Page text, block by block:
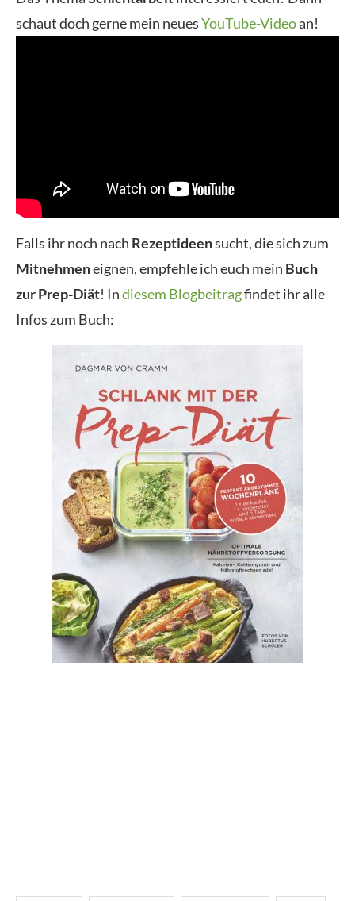
schaut doch gerne mein neuesYouTube-Videoan!
Falls ihr noch nach Rezeptideensucht, die sich zum
Mitnehmeneignen, empfehle ich euch mein Buch
zur Prep-Diät! Indiesem Blogbeitragfindet ihr alle
Infos zum Buch: